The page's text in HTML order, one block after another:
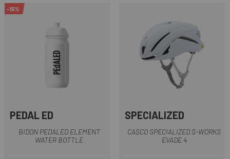
-15%
PEDAL ED
BIDON PEDALED ELEMENT
WATER BOTTLE
SPECIALIZED
CASCO SPECIALIZED S-WORKS
EVADE 4